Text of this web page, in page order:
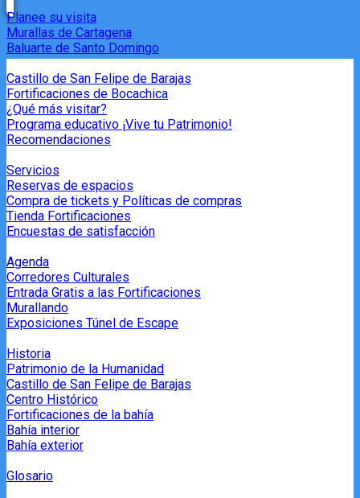
Planee su visita
Murallas de Cartagena
Baluarte de Santo Domingo
Castillo de San Felipe de Barajas
Fortificaciones de Bocachica
¿Qué más visitar?
Programa educativo ¡Vive tu Patrimonio!
Recomendaciones
Servicios
Reservas de espacios
Compra de tickets y Políticas de compras
Tienda Fortificaciones
Encuestas de satisfacción
Agenda
Corredores Culturales
Entrada Gratis a las Fortificaciones
Murallando
Exposiciones Túnel de Escape
Historia
Patrimonio de la Humanidad
Castillo de San Felipe de Barajas
Centro Histórico
Fortificaciones de la bahía
Bahía interior
Bahía exterior
Glosario